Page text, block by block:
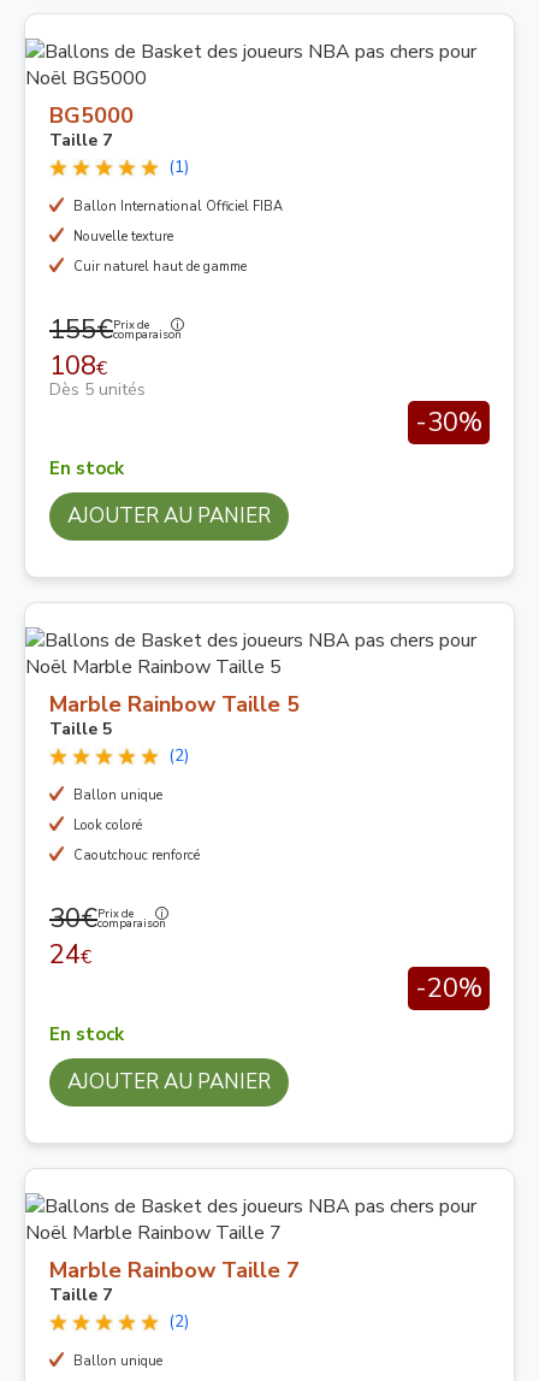
BG5000
Taille 7
(1)
Ballon International Officiel FIBA
Nouvelle texture
Cuir naturel haut de gamme
155€Prix de
comparaison
108€
Dès 5 unités
-30%
En stock
AJOUTER AU PANIER
Marble Rainbow Taille 5
Taille 5
(2)
Ballon unique
Look coloré
Caoutchouc renforcé
30€Prix de
comparaison
24€
-20%
En stock
AJOUTER AU PANIER
Marble Rainbow Taille 7
Taille 7
(2)
Ballon unique